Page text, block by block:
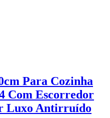
Para Cozinha
Com Escorredor
Luxo Antirruído